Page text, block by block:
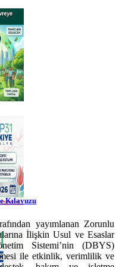
Kılavuzu
yayımlanan Zorunlu
İlişkin Usul ve Esaslar
Sistemi’nin (DBYS)
ile etkinlik, verimlilik ve